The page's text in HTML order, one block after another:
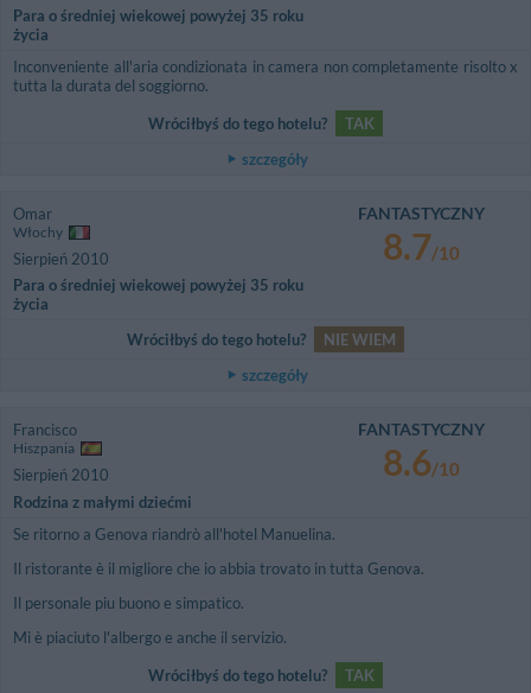
Para o średniej wiekowej powyżej 35 roku
życia
Inconveniente all'aria condizionata in camera non completamente risolto x
tutta la durata del soggiorno.
Wróciłbyś do tego hotelu?
TAK
szczegóły
Omar
Włochy
Sierpień 2010
Para o średniej wiekowej powyżej 35 roku
życia
FANTASTYCZNY
8.7/10
Wróciłbyś do tego hotelu?
NIE WIEM
szczegóły
Francisco
Hiszpania
Sierpień 2010
Rodzina z małymi dziećmi
FANTASTYCZNY
8.6/10
Se ritorno a Genova riandrò all'hotel Manuelina.
Il ristorante è il migliore che io abbia trovato in tutta Genova.
Il personale piu buono e simpatico.
Mi è piaciuto l'albergo e anche il servizio.
Wróciłbyś do tego hotelu?
TAK